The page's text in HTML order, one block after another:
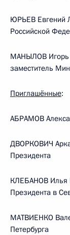
ЮРЬЕВ Евгений
Российской
МАНЫЛОВ Игорь
заместитель
Приглашённые:
АБРАМОВ
ДВОРКОВИЧ
Президента
КЛЕБАНОВ Илья
Президента в
МАТВИЕНКО
Петербурга